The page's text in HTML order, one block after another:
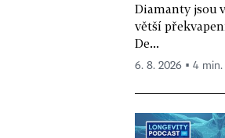
Diamanty jsou
větší
De...
6. 8. 2026 ▪ 4